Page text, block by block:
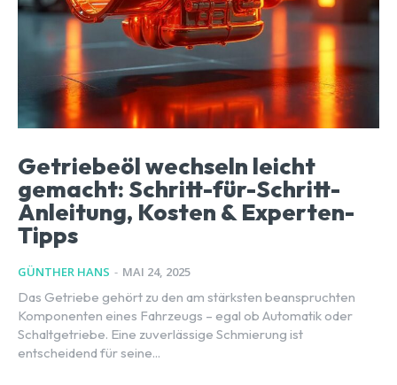
Getriebeöl wechseln leicht
gemacht: Schritt-für-Schritt-
Anleitung, Kosten & Experten-
Tipps
GÜNTHER HANS - MAI 24, 2025
Das Getriebe gehört zu den am stärksten beanspruchten
Komponenten eines Fahrzeugs – egal ob Automatik oder
Schaltgetriebe. Eine zuverlässige Schmierung ist
entscheidend für seine...